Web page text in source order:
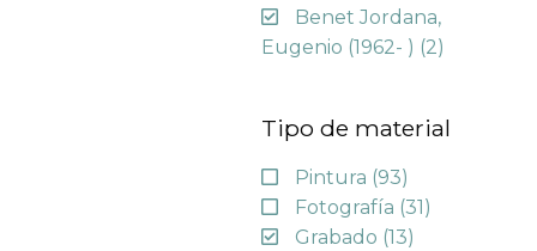
Benet Jordana,
Eugenio (1962- ) (2)
Tipo de material
Pintura (93)
Fotografía (31)
Grabado (13)